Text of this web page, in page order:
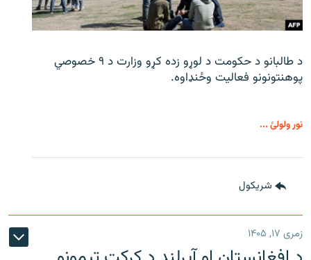
د طالبانو د حکومت د لوړو زده کړو وزارت د ۹ خصوصي
پوهنتونونو فعالیت وځنډاوه.
نور ولولئ ...
شريکول
زمری ۱۷, ۱۴۰۵